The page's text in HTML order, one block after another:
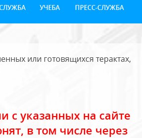
УЧЕБА ПРЕСС-СЛУЖБА
или готовящихся терактах,
указанных на сайте
в том числе через